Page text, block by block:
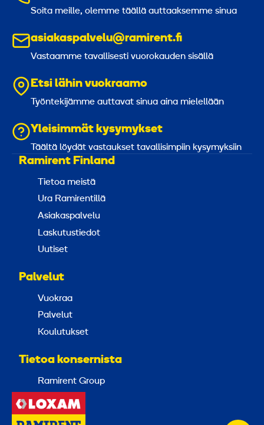
Soita meille, olemme täällä auttaaksemme sinua
asiakaspalvelu@ramirent.fi
Vastaamme tavallisesti vuorokauden sisällä
Etsi lähin vuokraamo
Työntekijämme auttavat sinua aina mielellään
Yleisimmät kysymykset
Täältä löydät vastaukset tavallisimpiin kysymyksiin
Ramirent Finland
Tietoa meistä
Ura Ramirentillä
Asiakaspalvelu
Laskutustiedot
Uutiset
Palvelut
Vuokraa
Palvelut
Koulutukset
Tietoa konsernista
Ramirent Group